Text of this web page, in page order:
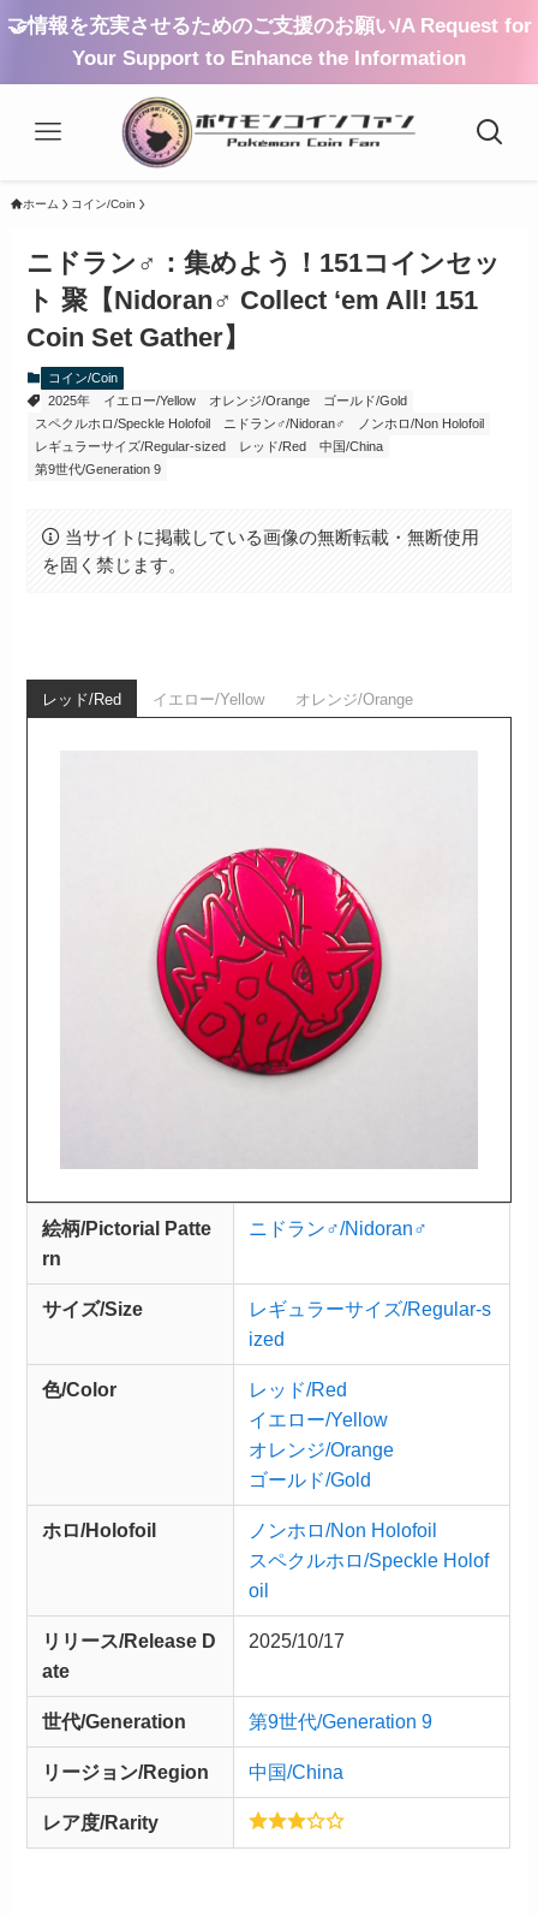
🤝情報を充実させるためのご支援のお願い/A Request for
Your Support to Enhance the Information
ホーム コイン/Coin
ニドラン♂：集めよう！151コインセッ
ト 聚【Nidoran♂ Collect ‘em All! 151
Coin Set Gather】
コイン/Coin
2025年
イエロー/Yellow オレンジ/Orange
ゴールド/Gold
スペクルホロ/Speckle Holofoil
ニドラン♂/Nidoran♂
ノンホロ/Non Holofoil
レギュラーサイズ/Regular-sized
レッド/Red
中国/China
第9世代/Generation 9
当サイトに掲載している画像の無断転載・無断使用
を固く禁じます。
レッド/Red イエロー/Yellow オレンジ/Orange
絵柄/Pictorial Patte
rn
ニドラン♂/Nidoran♂
サイズ/Size
レギュラーサイズ/Regular-s
ized
色/Color
レッド/Red
イエロー/Yellow
オレンジ/Orange
ゴールド/Gold
ホロ/Holofoil
ノンホロ/Non Holofoil
スペクルホロ/Speckle Holof
oil
リリース/Release D
ate
2025/10/17
世代/Generation 第9世代/Generation 9
リージョン/Region 中国/China
レア度/Rarity